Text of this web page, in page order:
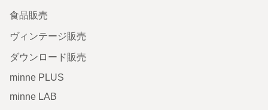
食品販売
ヴィンテージ販売
ダウンロード販売
minne PLUS
minne LAB